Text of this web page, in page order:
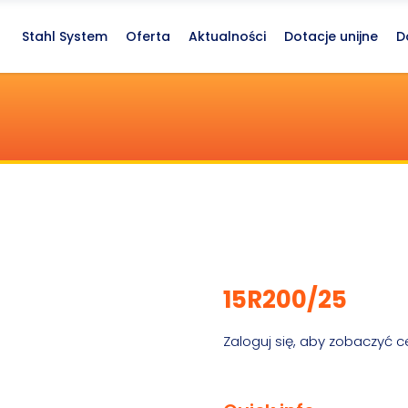
Stahl System Oferta Aktualności Dotacje unijne
15R200/25
Zaloguj się, aby zobaczyć